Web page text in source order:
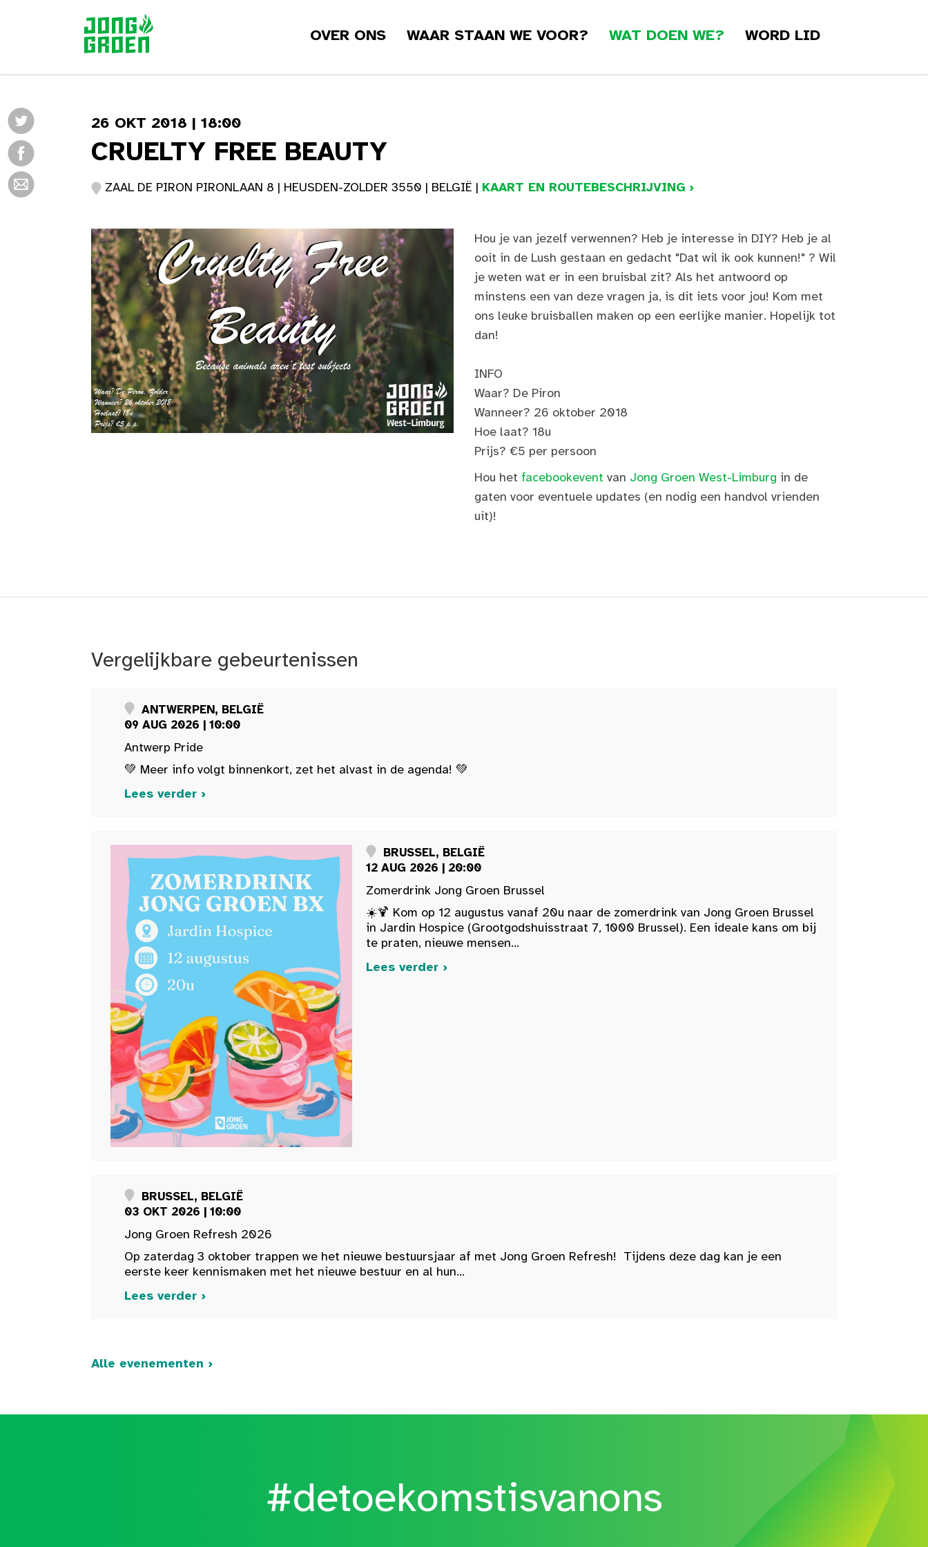
OVER ONS WAAR STAAN WE VOOR? WAT DOEN WE? WORD LID
26 OKT 2018 | 18:00
CRUELTY FREE BEAUTY
ZAAL DE PIRON PIRONLAAN 8 | HEUSDEN-ZOLDER 3550 | BELGIË | KAART EN ROUTEBESCHRIJVING ›
Hou je van jezelf verwennen? Heb je interesse in DIY? Heb je al
ooit in de Lush gestaan en gedacht "Dat wil ik ook kunnen!" ? Wil
je weten wat er in een bruisbal zit? Als het antwoord op
minstens een van deze vragen ja, is dit iets voor jou! Kom met
ons leuke bruisballen maken op een eerlijke manier. Hopelijk tot
dan!
INFO
Waar? De Piron
Wanneer? 26 oktober 2018
Hoe laat? 18u
Prijs? €5 per persoon
Hou het facebookevent van Jong Groen West-Limburg in de
gaten voor eventuele updates (en nodig een handvol vrienden
uit)!
Vergelijkbare gebeurtenissen
ANTWERPEN, BELGIË
09 AUG 2026 | 10:00
Antwerp Pride
💚 Meer info volgt binnenkort, zet het alvast in de agenda! 💚
Lees verder ›
BRUSSEL, BELGIË
12 AUG 2026 | 20:00
Zomerdrink Jong Groen Brussel
☀️🍹 Kom op 12 augustus vanaf 20u naar de zomerdrink van Jong Groen Brussel
in Jardin Hospice (Grootgodshuisstraat 7, 1000 Brussel). Een ideale kans om bij
te praten, nieuwe mensen...
Lees verder ›
BRUSSEL, BELGIË
03 OKT 2026 | 10:00
Jong Groen Refresh 2026
Op zaterdag 3 oktober trappen we het nieuwe bestuursjaar af met Jong Groen Refresh! Tijdens deze dag kan je een
eerste keer kennismaken met het nieuwe bestuur en al hun...
Lees verder ›
Alle evenementen ›
#detoekomstisvanons